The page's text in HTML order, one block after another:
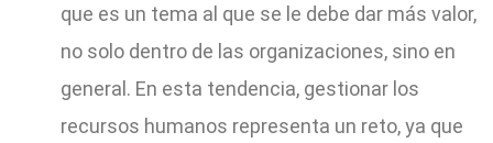
que es un tema al que se le debe dar más valor,
no solo dentro de las organizaciones, sino en
general. En esta tendencia, gestionar los
recursos humanos representa un reto, ya que